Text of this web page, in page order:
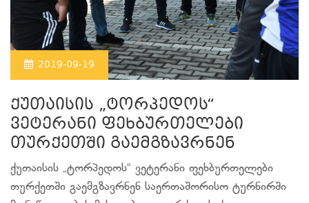
2019-09-19
ქუთაისის „ტორპედოს“
ვეტერანი ფეხბურთელები
თურქეთში გაემგზავრნენ
ქუთაისის „ტორპედოს“ ვეტერანი ფეხბურთელები
თურქეთში გაემგზავრნენ საერთაშორისო ტურნირში